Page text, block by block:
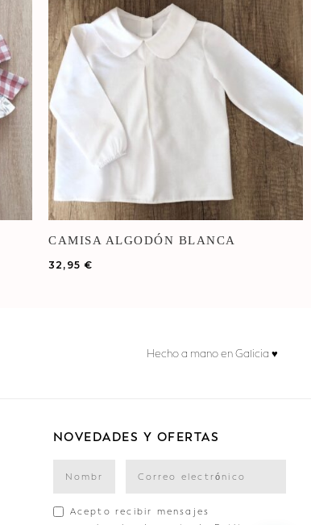
CAMISA ALGODÓN BLANCA
32,95€
Hecho a mano en Galicia ♥
NOVEDADES Y OFERTAS
Acepto recibir mensajes